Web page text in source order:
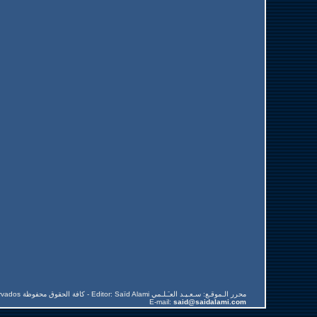
Todos los derechos reservados كافة الحقوق محفوظة - Editor: Saïd Alami محرر الـموقـع: سـعـيـد العـَـلـمي
E-mail: said@saidalami.com